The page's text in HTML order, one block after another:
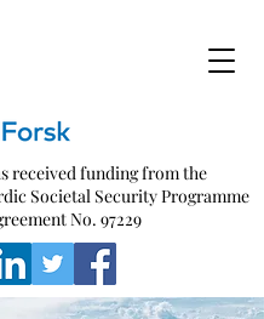
received funding from the
Societal Security Programme
No. 97229